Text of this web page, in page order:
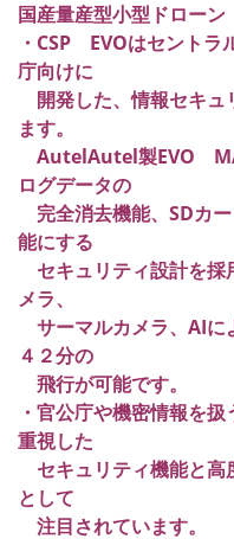
国産量産型小型ドロー
・CSP EVOはセントラ
庁向けに
開発した、情報セキュ
ます。
AutelAutel製EVO
ログデータの
完全消去機能、SDカ
能にする
セキュリティ設計を採
メラ、
サーマルカメラ、AIに
４２分の
飛行が可能です。
・官公庁や機密情報を
重視した
セキュリティ機能と高
として
注目されています。